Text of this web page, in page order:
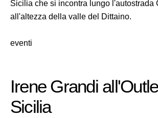
Sicilia che si incontra lungo l'autostrada
all'altezza della valle del Dittaino.
eventi
Irene Grandi
Sicilia